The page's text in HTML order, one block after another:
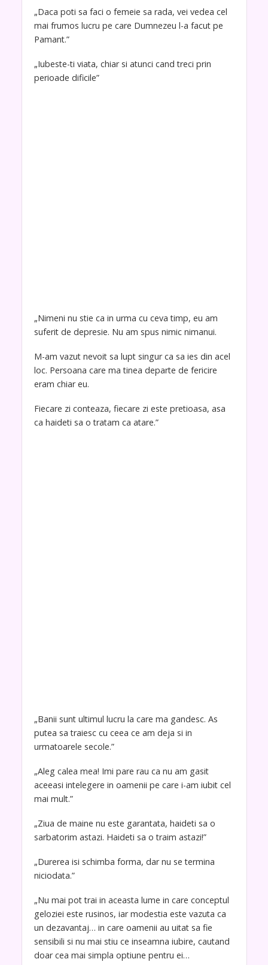
„Daca poti sa faci o femeie sa rada, vei vedea cel
mai frumos lucru pe care Dumnezeu l-a facut pe
Pamant.”
„Iubeste-ti viata, chiar si atunci cand treci prin
perioade dificile”
„Nimeni nu stie ca in urma cu ceva timp, eu am
suferit de depresie. Nu am spus nimic nimanui.
M-am vazut nevoit sa lupt singur ca sa ies din acel
loc. Persoana care ma tinea departe de fericire
eram chiar eu.
Fiecare zi conteaza, fiecare zi este pretioasa, asa
ca haideti sa o tratam ca atare.”
„Banii sunt ultimul lucru la care ma gandesc. As
putea sa traiesc cu ceea ce am deja si in
urmatoarele secole.”
„Aleg calea mea! Imi pare rau ca nu am gasit
aceeasi intelegere in oamenii pe care i-am iubit cel
mai mult.”
„Ziua de maine nu este garantata, haideti sa o
sarbatorim astazi. Haideti sa o traim astazi!”
„Durerea isi schimba forma, dar nu se termina
niciodata.”
„Nu mai pot trai in aceasta lume in care conceptul
geloziei este rusinos, iar modestia este vazuta ca
un dezavantaj… in care oamenii au uitat sa fie
sensibili si nu mai stiu ce inseamna iubire, cautand
doar cea mai simpla optiune pentru ei…